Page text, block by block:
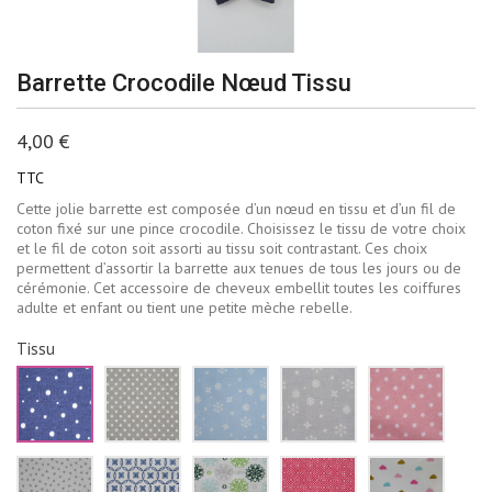
Barrette Crocodile Nœud Tissu
4,00 €
TTC
Cette jolie barrette est composée d’un nœud en tissu et d’un fil de
coton fixé sur une pince crocodile. Choisissez le tissu de votre choix
et le fil de coton soit assorti au tissu soit contrastant. Ces choix
permettent d’assortir la barrette aux tenues de tous les jours ou de
cérémonie. Cet accessoire de cheveux embellit toutes les coiffures
adulte et enfant ou tient une petite mèche rebelle.
Tissu
Bleu
marine
pois
blancs
Beige
pois
blancs
flocons
neige
blancs
Gris
pâle
flocons
neige
blancs
étoiles
Blanc
triangles
Blanc
fleurs
Blanc
fleur
Rouge
losanges